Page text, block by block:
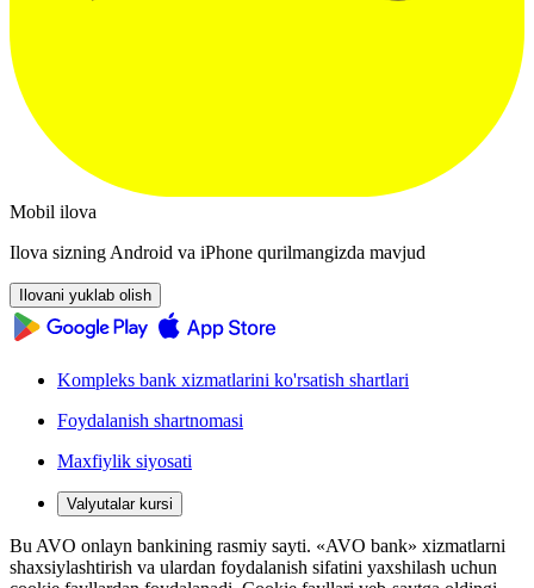
Mobil ilova
Ilova sizning Android va iPhone qurilmangizda mavjud
Ilovani yuklab olish
Kompleks bank xizmatlarini ko'rsatish shartlari
Foydalanish shartnomasi
Maxfiylik siyosati
Valyutalar kursi
Bu AVO onlayn bankining rasmiy sayti. «AVO bank» xizmatlarni
shaxsiylashtirish va ulardan foydalanish sifatini yaxshilash uchun